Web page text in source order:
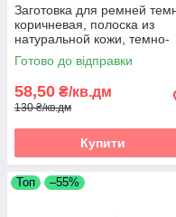
Заготовка для ремней
коричневая, полоска из
натуральной кожи, темно-
коричнева реміна полоса зі
шкіри
Готово до відправки
58,50 ₴/кв.дм
130 ₴/кв.дм
Купити
Топ –55%